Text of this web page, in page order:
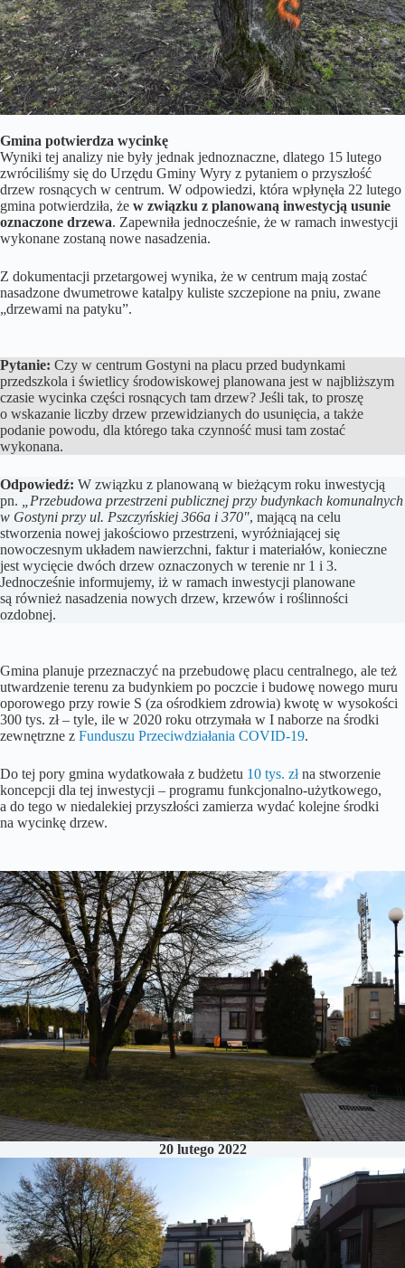
Gmina potwierdza wycinkę
Wyniki tej analizy nie były jednak jednoznaczne, dlatego 15 lutego
zwróciliśmy się do Urzędu Gminy Wyry z pytaniem o przyszłość
drzew rosnących w centrum. W odpowiedzi, która wpłynęła 22 lutego
gmina potwierdziła, że w związku z planowaną inwestycją usunie
oznaczone drzewa. Zapewniła jednocześnie, że w ramach inwestycji
wykonane zostaną nowe nasadzenia.
Z dokumentacji przetargowej wynika, że w centrum mają zostać
nasadzone dwumetrowe katalpy kuliste szczepione na pniu, zwane
„drzewami na patyku”.
Pytanie: Czy w centrum Gostyni na placu przed budynkami
przedszkola i świetlicy środowiskowej planowana jest w najbliższym
czasie wycinka części rosnących tam drzew? Jeśli tak, to proszę
o wskazanie liczby drzew przewidzianych do usunięcia, a także
podanie powodu, dla którego taka czynność musi tam zostać
wykonana.
Odpowiedź: W związku z planowaną w bieżącym roku inwestycją
pn.
„Przebudowa przestrzeni publicznej przy budynkach komunalnych
w Gostyni przy ul. Pszczyńskiej 366a i 370″, mającą na celu
stworzenia nowej jakościowo przestrzeni, wyróżniającej się
nowoczesnym układem nawierzchni, faktur i materiałów, konieczne
jest wycięcie dwóch drzew oznaczonych w terenie nr 1 i 3.
Jednocześnie informujemy, iż w ramach inwestycji planowane
są również nasadzenia nowych drzew, krzewów i roślinności
ozdobnej.
Gmina planuje przeznaczyć na przebudowę placu centralnego, ale też
utwardzenie terenu za budynkiem po poczcie i budowę nowego muru
oporowego przy rowie S (za ośrodkiem zdrowia) kwotę w wysokości
300 tys. zł – tyle, ile w 2020 roku otrzymała w I naborze na środki
zewnętrzne z Funduszu Przeciwdziałania COVID-19.
Do tej pory gmina wydatkowała z budżetu 10 tys. złna stworzenie
koncepcji dla tej inwestycji – programu funkcjonalno-użytkowego,
a do tego w niedalekiej przyszłości zamierza wydać kolejne środki
na wycinkę drzew.
20 lutego 2022